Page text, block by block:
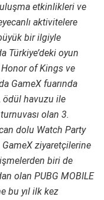
etkinlikleri ve
aktivitelere
bir ilgiyle
Türkiye’deki oyun
Honor of Kings ve
GameX fuarında
ödül havuzu ile
olan 3.
dolu Watch Party
ziyaretçilerine
biri de
olan PUBG MOBILE
bu yıl ilk kez